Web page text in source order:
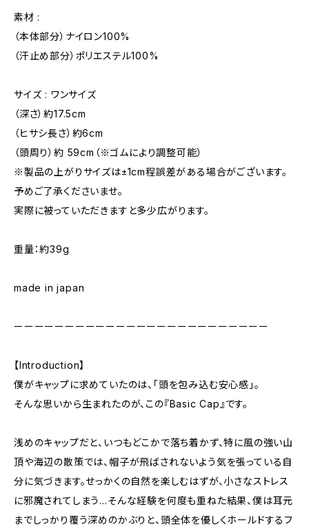
素材 :
（本体部分）ナイロン100%
（汗止め部分）ポリエステル100%
サイズ : ワンサイズ
（深さ）約17.5cm
（ヒサシ長さ）約6cm
（頭周り）約 59cm（※ゴムにより調整可能）
※製品の上がりサイズは±1cm程誤差がある場合がございます。
予めご了承くださいませ。
実際に被っていただきますと多少広がります。
重量：約39g
made in japan
ーーーーーーーーーーーーーーーーーーーーーーーーー
【Introduction】
僕がキャップに求めていたのは、「頭を包み込む安心感」。
そんな思いから生まれたのが、この『Basic Cap』です。
浅めのキャップだと、いつもどこかで落ち着かず、特に風の強い山
頂や海辺の散策では、帽子が飛ばされないよう気を張っている自
分に気づきます。せっかくの自然を楽しむはずが、小さなストレス
に邪魔されてしまう…そんな経験を何度も重ねた結果、僕は耳元
までしっかり覆う深めのかぶりと、頭全体を優しくホールドするフ